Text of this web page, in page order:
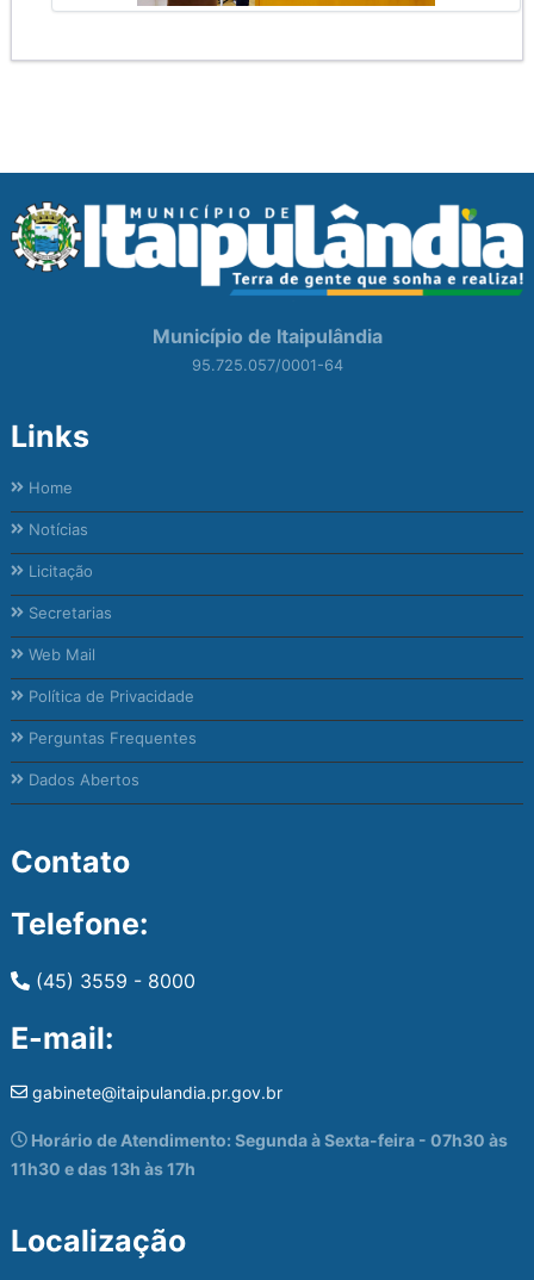
Município de Itaipulândia
95.725.057/0001-64
Links
Home
Notícias
Licitação
Secretarias
Web Mail
Política de Privacidade
Perguntas Frequentes
Dados Abertos
Contato
Telefone:
(45) 3559 - 8000
E-mail:
gabinete@itaipulandia.pr.gov.br
Horário de Atendimento: Segunda à Sexta-feira - 07h30 às
11h30 e das 13h às 17h
Localização